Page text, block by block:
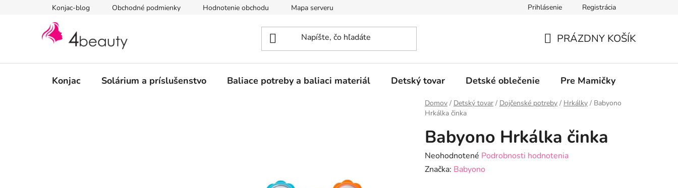
Konjac-blog Obchodné podmienky Hodnotenie obchodu Mapa serveru Prihlásenie Registrácia
KOŠÍK
PRÁZDNY KOŠÍK
Konjac Solárium a príslušenstvo Baliace potreby a baliaci materiál Detský tovar Detské oblečenie Pre Mamičky
Domov / Detský tovar / Dojčenské potreby / Hrkálky / Babyono
Hrkálka činka
Babyono Hrkálka činka
Priemerné
hodnotenie
Neohodnotené Podrobnosti hodnotenia
Značka: Babyono